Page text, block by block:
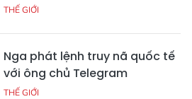
THẾ GIỚI
Nga phát lệnh truy nã quốc tế
với ông chủ Telegram
THẾ GIỚI